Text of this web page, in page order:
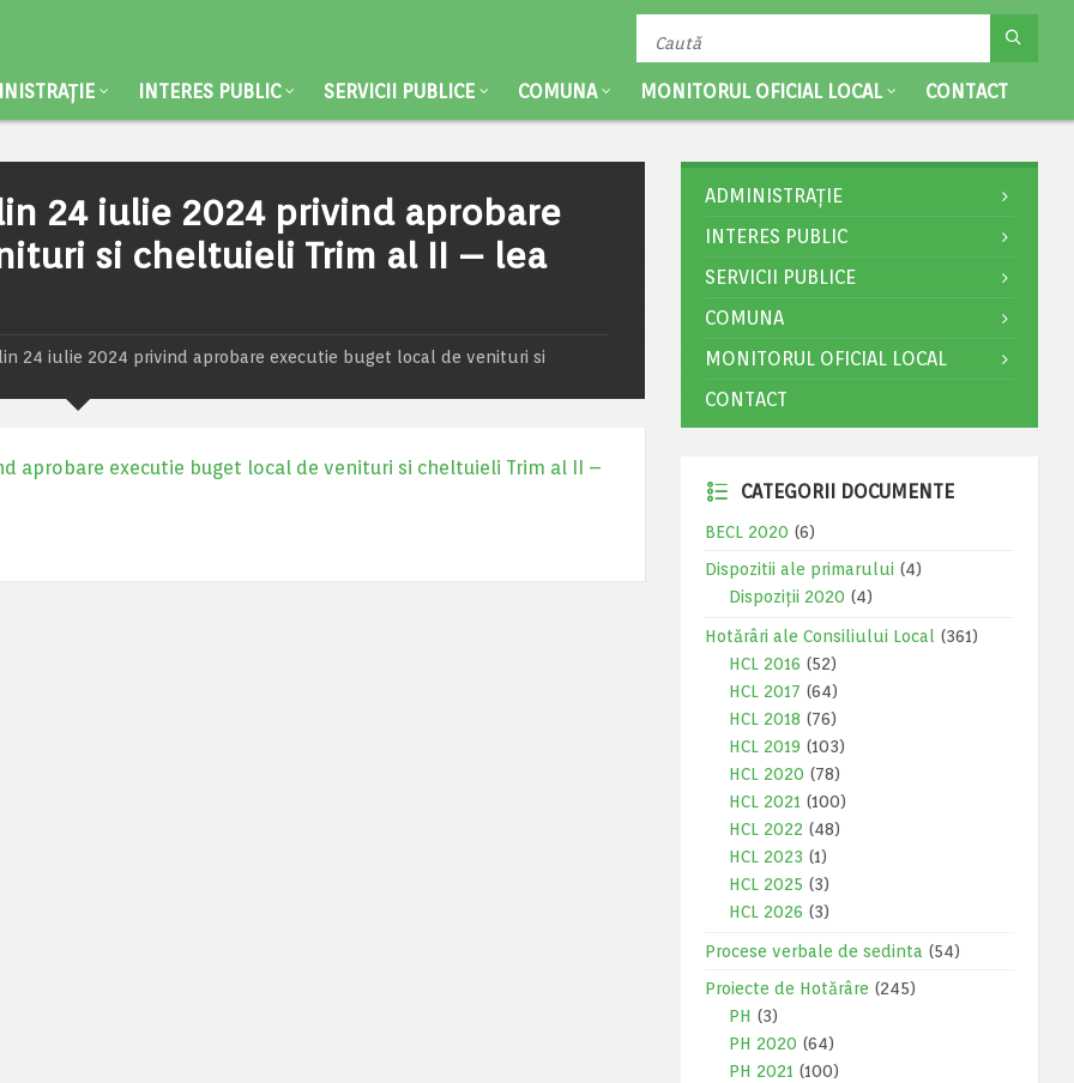
INTERES PUBLIC SERVICII PUBLICE COMUNA MONITORUL OFICIAL LOCAL CONTACT
24 iulie 2024 privind aprobare
si cheltuieli Trim al II – lea
24 iulie 2024 privind aprobare executie buget local de venituri si
aprobare executie buget local de venituri si cheltuieli Trim al II –
ADMINISTRAȚIE
INTERES PUBLIC
SERVICII PUBLICE
COMUNA
MONITORUL OFICIAL LOCAL
CONTACT
CATEGORII DOCUMENTE
BECL 2020 (6)
Dispozitii ale primarului (4)
Dispoziții 2020 (4)
Hotărâri ale Consiliului Local
(361)
HCL 2016 (52)
HCL 2017 (64)
HCL 2018 (76)
HCL 2019 (103)
HCL 2020 (78)
HCL 2021 (100)
HCL 2022 (48)
HCL 2023 (1)
HCL 2025 (3)
HCL 2026 (3)
Procese verbale de sedinta (54)
Proiecte de Hotărâre (245)
PH (3)
PH 2020 (64)
PH 2021 (100)